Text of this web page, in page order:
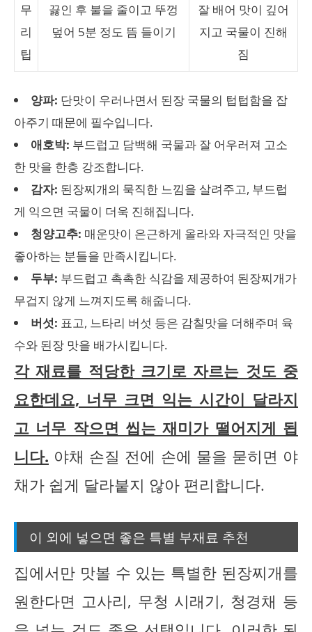
무
리
팁
끓인 후 불을 줄이고 뚜껑
덮어 5분 정도 뜸 들이기
잘 배어 맛이 깊어
지고 국물이 진해
짐
양파: 단맛이 우러나면서 된장 국물의 텁텁함을 잡
아주기 때문에 필수입니다.
애호박: 부드럽고 담백해 국물과 잘 어우러져 고소
한 맛을 한층 강조합니다.
감자: 된장찌개의 묵직한 느낌을 살려주고, 부드럽
게 익으면 국물이 더욱 진해집니다.
청양고추: 매운맛이 은근하게 올라와 자극적인 맛을
좋아하는 분들을 만족시킵니다.
두부: 부드럽고 촉촉한 식감을 제공하여 된장찌개가
무겁지 않게 느껴지도록 해줍니다.
버섯: 표고, 느타리 버섯 등은 감칠맛을 더해주며 육
수와 된장 맛을 배가시킵니다.
각 재료를 적당한 크기로 자르는 것도 중
요한데요, 너무 크면 익는 시간이 달라지
고 너무 작으면 씹는 재미가 떨어지게 됩
니다. 야채 손질 전에 손에 물을 묻히면 야
채가 쉽게 달라붙지 않아 편리합니다.
이 외에 넣으면 좋은 특별 부재료 추천
집에서만 맛볼 수 있는 특별한 된장찌개를
원한다면 고사리, 무청 시래기, 청경채 등